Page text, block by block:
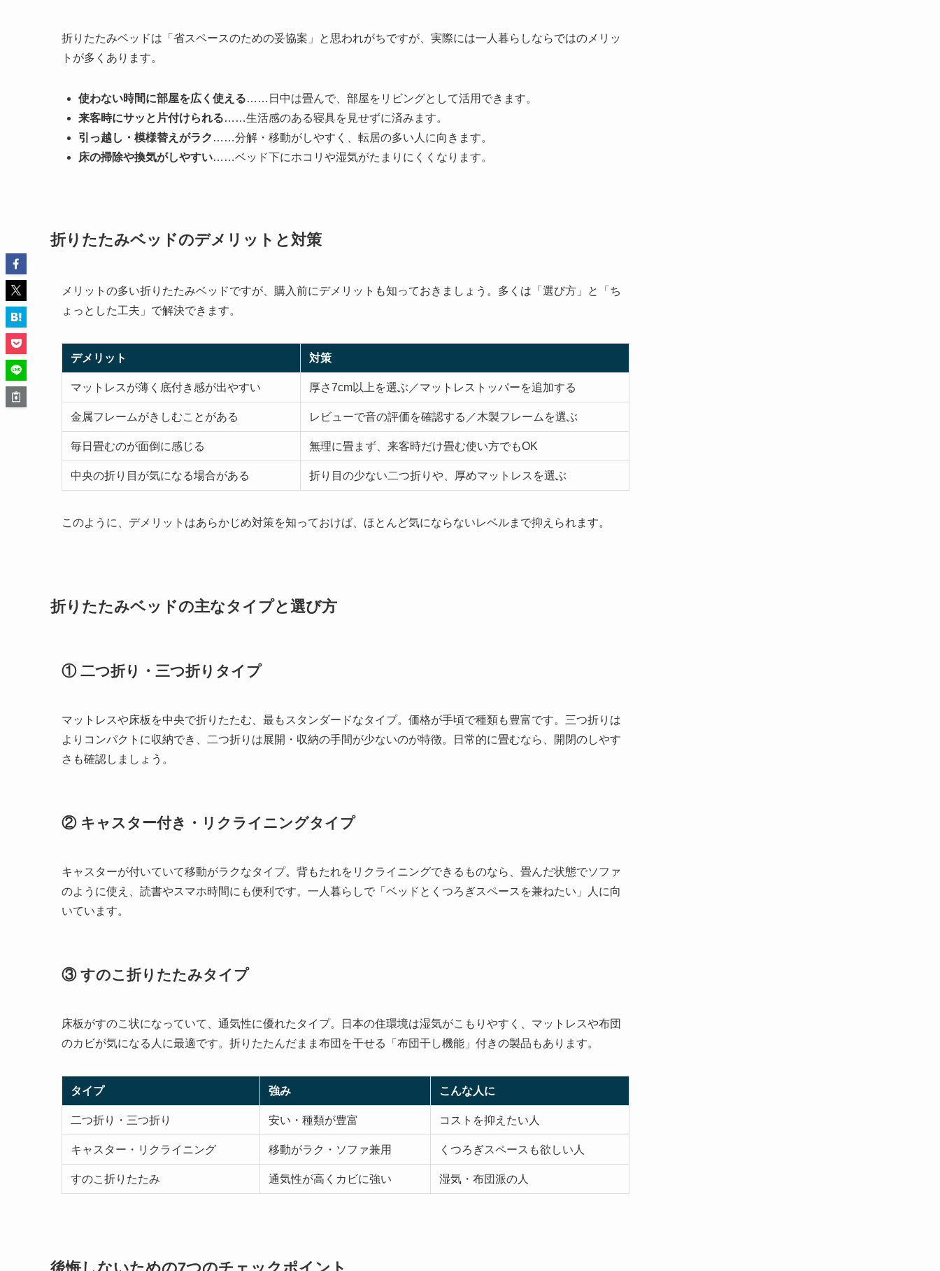
折りたたみベッドは「省スペースのための妥協案」と思われがちですが、実際には一人暮らしならではのメリッ
トが多くあります。
使わない時間に部屋を広く使える……日中は畳んで、部屋をリビングとして活用できます。
来客時にサッと片付けられる……生活感のある寝具を見せずに済みます。
引っ越し・模様替えがラク ……分解・移動がしやすく、転居の多い人に向きます。
床の掃除や換気がしやすい……ベッド下にホコリや湿気がたまりにくくなります。
折りたたみベッドのデメリットと対策
メリットの多い折りたたみベッドですが、購入前にデメリットも知っておきましょう。多くは「選び方」と「ち
ょっとした工夫」で解決できます。
デメリット 対策
マットレスが薄く底付き感が出やすい 厚さ7cm以上を選ぶ／マットレストッパーを追加する
金属フレームがきしむことがある レビューで音の評価を確認する／木製フレームを選ぶ
毎日畳むのが面倒に感じる 無理に畳まず、来客時だけ畳む使い方でもOK
中央の折り目が気になる場合がある 折り目の少ない二つ折りや、厚めマットレスを選ぶ
このように、デメリットはあらかじめ対策を知っておけば、ほとんど気にならないレベルまで抑えられます。
折りたたみベッドの主なタイプと選び方
① 二つ折り・三つ折りタイプ
マットレスや床板を中央で折りたたむ、最もスタンダードなタイプ。価格が手頃で種類も豊富です。三つ折りは
よりコンパクトに収納でき、二つ折りは展開・収納の手間が少ないのが特徴。日常的に畳むなら、開閉のしやす
さも確認しましょう。
② キャスター付き・リクライニングタイプ
キャスターが付いていて移動がラクなタイプ。背もたれをリクライニングできるものなら、畳んだ状態でソファ
のように使え、読書やスマホ時間にも便利です。一人暮らしで「ベッドとくつろぎスペースを兼ねたい」人に向
いています。
③ すのこ折りたたみタイプ
床板がすのこ状になっていて、通気性に優れたタイプ。日本の住環境は湿気がこもりやすく、マットレスや布団
のカビが気になる人に最適です。折りたたんだまま布団を干せる「布団干し機能」付きの製品もあります。
タイプ 強み こんな人に
二つ折り・三つ折り 安い・種類が豊富 コストを抑えたい人
キャスター・リクライニング 移動がラク・ソファ兼用 くつろぎスペースも欲しい人
すのこ折りたたみ 通気性が高くカビに強い 湿気・布団派の人